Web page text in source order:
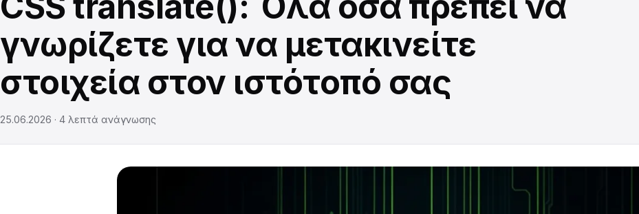
γνωρίζετε για να μετακινείτε
στοιχεία στον ιστότοπό σας
25.06.2026 · 4 λεπτά ανάγνωσης